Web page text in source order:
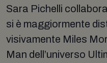
Sara Pichelli
si è maggiormente
visivamente Miles
Man dell’universo